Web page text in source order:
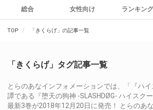
総合 女性向け ランキング
TOP 「きくらげ」の記事一覧
「きくらげ」タグ記事一覧
とらのあなインフォメーションでは、「『ハイ
譚である『堕天の狗神 -SLASHDØG- ハイスクー
最新3巻が2018年12月20日に発売！ とらのあ